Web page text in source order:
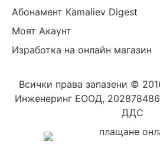
Абонамент Kamaliev Digest
Моят Акаунт
Изработка на онлайн магазин
Всички права запазени ©
Инженеринг ЕООД,
ДДС